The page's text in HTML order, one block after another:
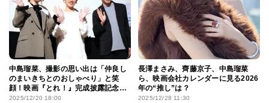
中島瑠菜、撮影の思い出は「仲良し
のまいきちとのおしゃべり」と笑
顔！映画『とれ！』完成披露記念
「コウイチ映画祭り」は撮影裏話で
2025/12/20 18:00
長澤まさみ、齊藤京子、中島瑠菜
ら、映画会社カレンダーに見る2026
年の“推し”は？
2025/12/28 11:30